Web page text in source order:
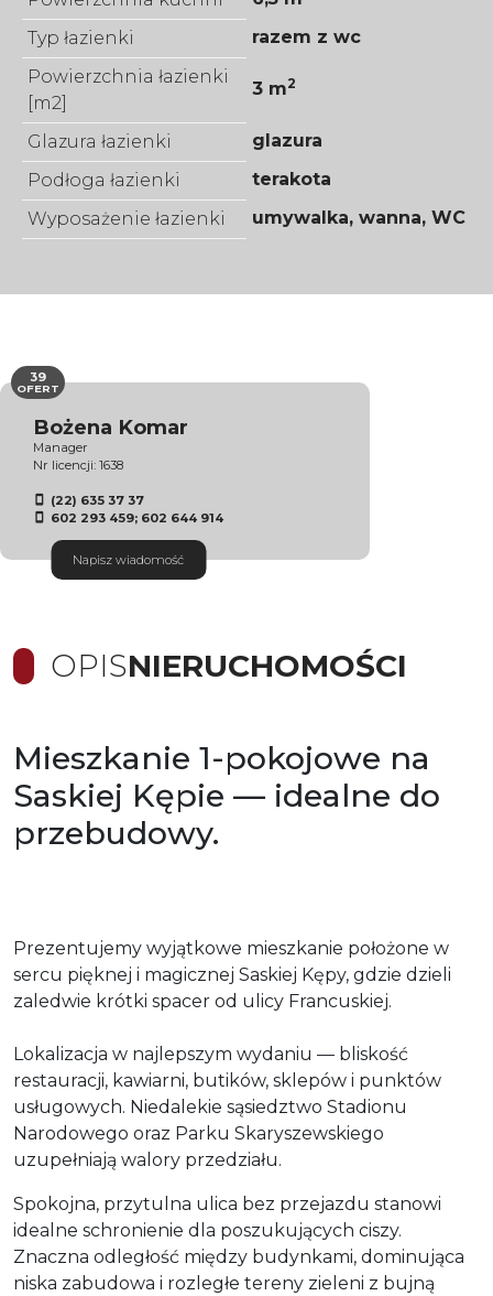
Typ łazienki
razem z wc
Powierzchnia łazienki
[m2]
3 m2
Glazura łazienki
glazura
Podłoga łazienki
terakota
Wyposażenie łazienki
umywalka, wanna, WC
Bożena Komar
Manager
Nr licencji: 1638
(22) 635 37 37
602 293 459; 602 644 914
Napisz wiadomość
39
OFERT
OPISNIERUCHOMOŚCI
Mieszkanie 1-pokojowe na
Saskiej Kępie — idealne do
przebudowy.
Prezentujemy wyjątkowe mieszkanie położone w
sercu pięknej i magicznej Saskiej Kępy, gdzie dzieli
zaledwie krótki spacer od ulicy Francuskiej.
Lokalizacja w najlepszym wydaniu — bliskość
restauracji, kawiarni, butików, sklepów i punktów
usługowych. Niedalekie sąsiedztwo Stadionu
Narodowego oraz Parku Skaryszewskiego
uzupełniają walory przedziału.
Spokojna, przytulna ulica bez przejazdu stanowi
idealne schronienie dla poszukujących ciszy.
Znaczna odległość między budynkami, dominująca
niska zabudowa i rozległe tereny zieleni z bujną